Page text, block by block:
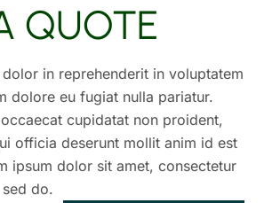
QUOTE
in reprehenderit in voluptatem
dolore eu fugiat nulla pariatur.
cupidatat non proident,
officia deserunt mollit anim id est
ipsum dolor sit amet, consectetur
do.